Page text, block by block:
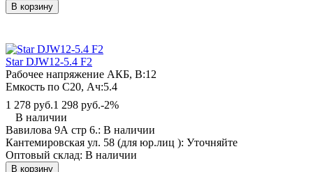
В корзину
Star DJW12-5.4 F2
Рабочее напряжение АКБ, B:12
Емкость по С20, Ач:5.4
1 278 руб.1 298 руб.-2%
В наличии
Вавилова 9А стр 6.: В наличии
Кантемировская ул. 58 (для юр.лиц ): Уточняйте
Оптовый склад: В наличии
В корзину